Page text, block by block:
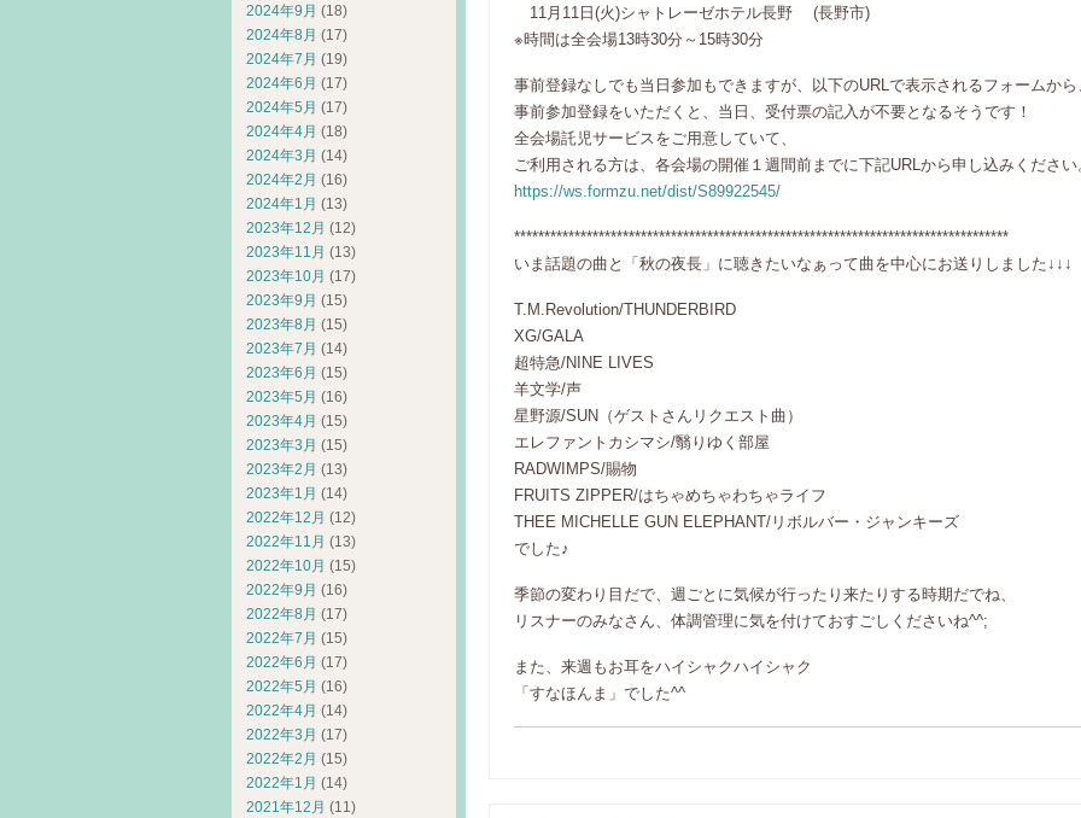
11月11日(火)シャトレーゼホテル長野 (長野市)
※時間は全会場13時30分～15時30分
事前登録なしでも当日参加もできますが、以下のURLで表示されるフォームから
事前参加登録をいただくと、当日、受付票の記入が不要となるそうです！
全会場託児サービスをご用意していて、
ご利用される方は、各会場の開催１週間前までに下記URLから申し込みください
https://ws.formzu.net/dist/S89922545/
**********************************************************************************
いま話題の曲と「秋の夜長」に聴きたいなぁって曲を中心にお送りしました↓↓↓
T.M.Revolution/THUNDERBIRD
XG/GALA
超特急/NINE LIVES
羊文学/声
星野源/SUN（ゲストさんリクエスト曲）
エレファントカシマシ/翳りゆく部屋
RADWIMPS/賜物
FRUITS ZIPPER/はちゃめちゃわちゃライフ
THEE MICHELLE GUN ELEPHANT/リボルバー・ジャンキーズ
でした♪
季節の変わり目だで、週ごとに気候が行ったり来たりする時期だでね、
リスナーのみなさん、体調管理に気を付けておすごしくださいね^^;
また、来週もお耳をハイシャクハイシャク
「すなほんま」でした^^
2024年9月 (18)
2024年8月 (17)
2024年7月 (19)
2024年6月 (17)
2024年5月 (17)
2024年4月 (18)
2024年3月 (14)
2024年2月 (16)
2024年1月 (13)
2023年12月 (12)
2023年11月 (13)
2023年10月 (17)
2023年9月 (15)
2023年8月 (15)
2023年7月 (14)
2023年6月 (15)
2023年5月 (16)
2023年4月 (15)
2023年3月 (15)
2023年2月 (13)
2023年1月 (14)
2022年12月 (12)
2022年11月 (13)
2022年10月 (15)
2022年9月 (16)
2022年8月 (17)
2022年7月 (15)
2022年6月 (17)
2022年5月 (16)
2022年4月 (14)
2022年3月 (17)
2022年2月 (15)
2022年1月 (14)
2021年12月 (11)